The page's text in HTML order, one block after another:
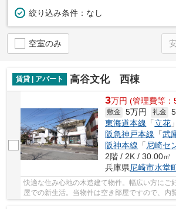
絞り込み条件： なし
空室のみ
賃貸 | アパート 高谷文化 西棟
3万円 (管理費等：
敷金 5万円 礼金
東海道本線 「立花
阪急神戸本線 「武
阪神本線 「尼崎セ
2階 / 2K / 30.00㎡
兵庫県尼崎市水堂
快適な住み心地の木造建て物件。幅広い方にご
屋での新生活。当物件は空き部屋ですので、内